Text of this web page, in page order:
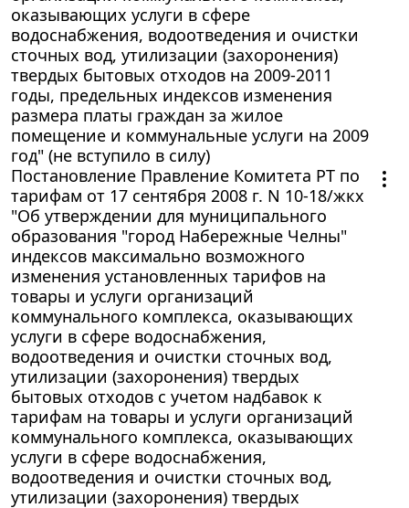
оказывающих услуги в сфере
водоснабжения, водоотведения и очистки
сточных вод, утилизации (захоронения)
твердых бытовых отходов на 2009-2011
годы, предельных индексов изменения
размера платы граждан за жилое
помещение и коммунальные услуги на 2009
год" (не вступило в силу)
Постановление Правление Комитета РТ по
тарифам от 17 сентября 2008 г. N 10-18/жкх
"Об утверждении для муниципального
образования "город Набережные Челны"
индексов максимально возможного
изменения установленных тарифов на
товары и услуги организаций
коммунального комплекса, оказывающих
услуги в сфере водоснабжения,
водоотведения и очистки сточных вод,
утилизации (захоронения) твердых
бытовых отходов с учетом надбавок к
тарифам на товары и услуги организаций
коммунального комплекса, оказывающих
услуги в сфере водоснабжения,
водоотведения и очистки сточных вод,
утилизации (захоронения) твердых